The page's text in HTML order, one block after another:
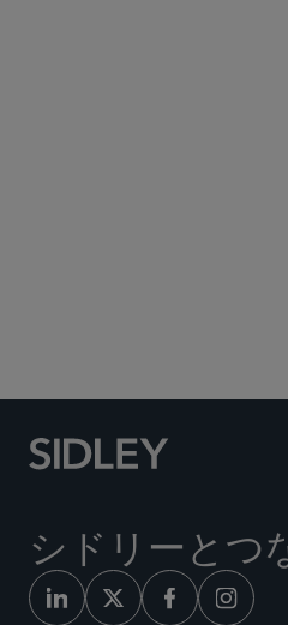
シドリーとつ